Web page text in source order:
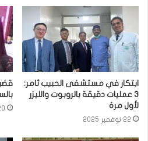
ابتكار في مستشفى الحبيب ثامر:
3 عمليات دقيقة بالروبوت والليزر
لأول مرة
22 نوفمبر 2025
20